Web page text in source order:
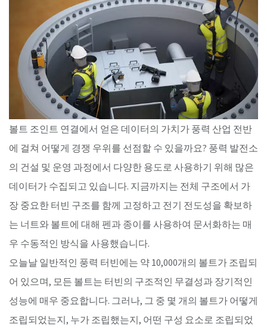
전동 토크 툴 구매 가이드
작업 환경에 가장 적합한 전기 토크 툴을 선정하는 것은 생
각보다 쉽지 않습니다. 안정성, 품질, 그리고 신뢰성을 기준
으로 설계된 아트라스콥코 전동 체결 툴의 전반적인 특징
과 장점을 소개합니다.
더 보기
볼트 조인트 연결에서 얻은 데이터의 가치가 풍력 산업 전반
에 걸쳐 어떻게 경쟁 우위를 선점할 수 있을까요? 풍력 발전소
의 건설 및 운영 과정에서 다양한 용도로 사용하기 위해 많은
데이터가 수집되고 있습니다. 지금까지는 전체 구조에서 가
장 중요한 터빈 구조를 함께 고정하고 전기 전도성을 확보하
는 너트와 볼트에 대해 펜과 종이를 사용하여 문서화하는 매
우 수동적인 방식을 사용했습니다.
오늘날 일반적인 풍력 터빈에는 약 10,000개의 볼트가 조립되
어 있으며, 모든 볼트는 터빈의 구조적인 무결성과 장기적인
성능에 매우 중요합니다. 그러나, 그 중 몇 개의 볼트가 어떻게
조립되었는지, 누가 조립했는지, 어떤 구성 요소로 조립되었